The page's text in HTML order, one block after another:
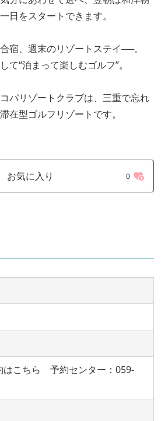
日をスタートできます。
宿、週末のリゾートステイ──。
て“泊まって楽しむゴルフ”。
パリゾートクラブは、三重で忘れ
在型ゴルフリゾートです。
お気に入り 0
はこちら 予約センター：059-